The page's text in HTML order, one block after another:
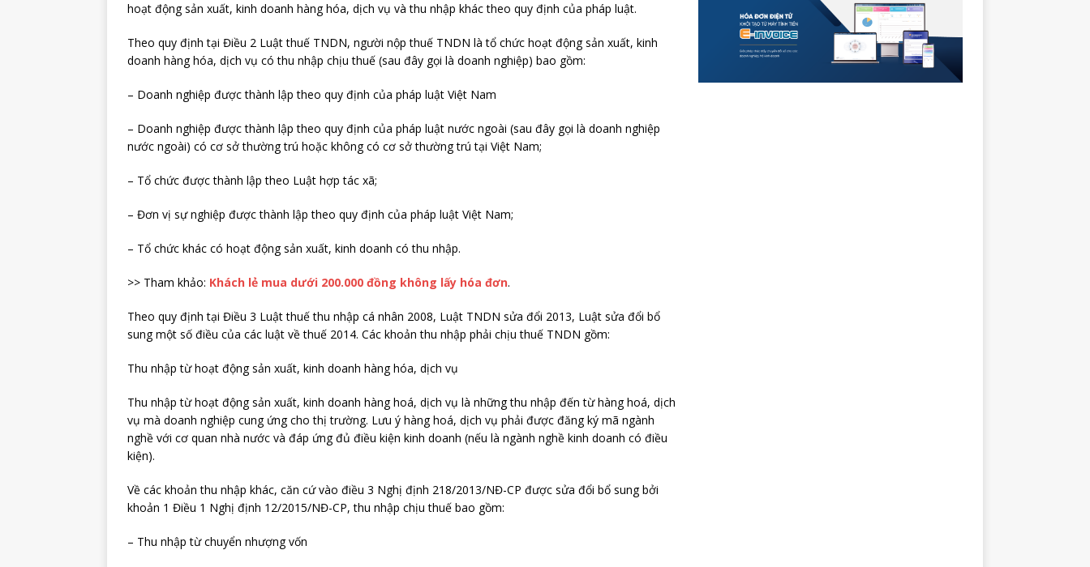
hoạt động sản xuất, kinh doanh hàng hóa, dịch vụ và thu nhập khác theo quy định của pháp luật.
Theo quy định tại Điều 2 Luật thuế TNDN, người nộp thuế TNDN là tổ chức hoạt động sản xuất, kinh
doanh hàng hóa, dịch vụ có thu nhập chịu thuế (sau đây gọi là doanh nghiệp) bao gồm:
– Doanh nghiệp được thành lập theo quy định của pháp luật Việt Nam
– Doanh nghiệp được thành lập theo quy định của pháp luật nước ngoài (sau đây gọi là doanh nghiệp
nước ngoài) có cơ sở thường trú hoặc không có cơ sở thường trú tại Việt Nam;
– Tổ chức được thành lập theo Luật hợp tác xã;
– Đơn vị sự nghiệp được thành lập theo quy định của pháp luật Việt Nam;
– Tổ chức khác có hoạt động sản xuất, kinh doanh có thu nhập.
>> Tham khảo: Khách lẻ mua dưới 200.000 đồng không lấy hóa đơn.
Theo quy định tại Điều 3 Luật thuế thu nhập cá nhân 2008, Luật TNDN sửa đổi 2013, Luật sửa đổi bổ
sung một số điều của các luật về thuế 2014. Các khoản thu nhập phải chịu thuế TNDN gồm:
Thu nhập từ hoạt động sản xuất, kinh doanh hàng hóa, dịch vụ
Thu nhập từ hoạt động sản xuất, kinh doanh hàng hoá, dịch vụ là những thu nhập đến từ hàng hoá, dịch
vụ mà doanh nghiệp cung ứng cho thị trường. Lưu ý hàng hoá, dịch vụ phải được đăng ký mã ngành
nghề với cơ quan nhà nước và đáp ứng đủ điều kiện kinh doanh (nếu là ngành nghề kinh doanh có điều
kiện).
Về các khoản thu nhập khác, căn cứ vào điều 3 Nghị định 218/2013/NĐ-CP được sửa đổi bổ sung bởi
khoản 1 Điều 1 Nghị định 12/2015/NĐ-CP, thu nhập chịu thuế bao gồm:
– Thu nhập từ chuyển nhượng vốn